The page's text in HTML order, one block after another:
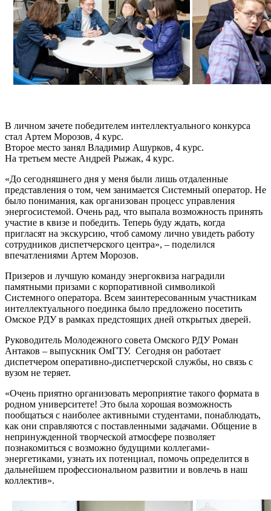
В личном зачете победителем интеллектуального конкурса
стал Артем Морозов, 4 курс.
Второе место занял Владимир Ашурков, 4 курс.
На третьем месте Андрей Рыжак, 4 курс.
«До сегодняшнего дня у меня были лишь отдаленные
представления о том, чем занимается Системный оператор. Не
было понимания, как организован процесс управления
энергосистемой. Очень рад, что выпала возможность принять
участие в квизе и победить. Теперь буду ждать, когда
пригласят на экскурсию, чтоб самому лично увидеть работу
сотрудников диспетчерского центра», – поделился
впечатлениями Артем Морозов.
Призеров и лучшую команду энергоквиза наградили
памятными призами с корпоративной символикой
Системного оператора. Всем заинтересованным участникам
интеллектуального поединка было предложено посетить
Омское РДУ в рамках предстоящих дней открытых дверей.
Руководитель Молодежного совета Омского РДУ Роман
Антаков – выпускник ОмГТУ. Сегодня он работает
диспетчером оперативно-диспетчерской службы, но связь с
вузом не теряет.
«Очень приятно организовать мероприятие такого формата в
родном университете! Это была хорошая возможность
пообщаться с наиболее активными студентами, понаблюдать,
как они справляются с поставленными задачами. Общение в
непринужденной творческой атмосфере позволяет
познакомиться с возможно будущими коллегами-
энергетиками, узнать их потенциал, помочь определится в
дальнейшем профессиональном развитии и вовлечь в наш
коллектив».
strong>
Images/ss3.jpg"